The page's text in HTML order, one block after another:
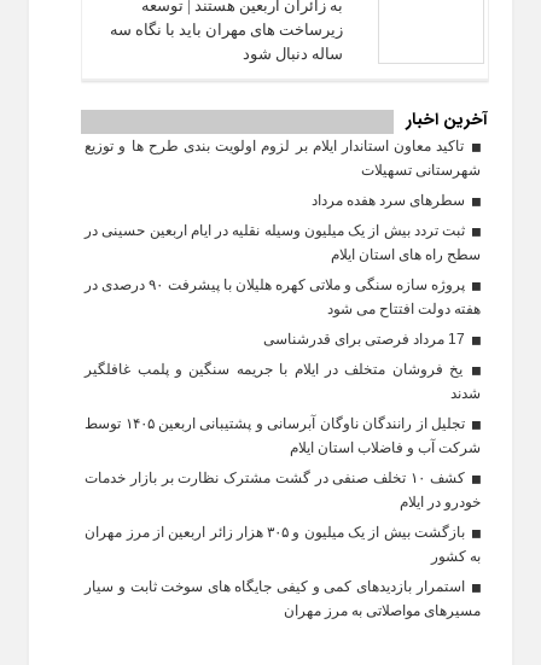
به زائران اربعین هستند | توسعه
زیرساخت ‌های مهران باید با نگاه سه‌
ساله دنبال شود
آخرین اخبار
تاکید معاون استاندار ایلام بر لزوم اولویت‌ بندی طرح‌ ها و توزیع
شهرستانی تسهیلات
سطرهای سرد هفده مرداد
ثبت تردد بیش از یک میلیون وسیله نقلیه در ایام اربعین حسینی در
سطح راه‌ های استان ایلام
پروژه سازه سنگی و ملاتی کهره هلیلان با پیشرفت ۹۰ درصدی در
هفته دولت افتتاح می شود
یخ‌ فروشان متخلف در ایلام با جریمه سنگین و پلمب غافلگیر
شدند
تجلیل از رانندگان ناوگان آبرسانی و پشتیبانی اربعین ۱۴۰۵ توسط
شرکت آب و فاضلاب استان ایلام
کشف ۱۰ تخلف صنفی در گشت مشترک نظارت بر بازار خدمات
خودرو در ایلام
بازگشت بیش از یک میلیون و ۳۰۵ هزار زائر اربعین از مرز مهران
به کشور
استمرار بازدیدهای کمی و کیفی جایگاه‌ های سوخت ثابت و سیار
مسیرهای مواصلاتی به مرز مهران